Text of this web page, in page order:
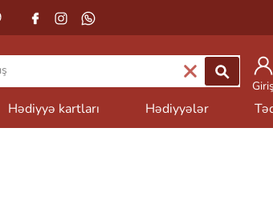
Hədiyyə kartları Hədiyyələr